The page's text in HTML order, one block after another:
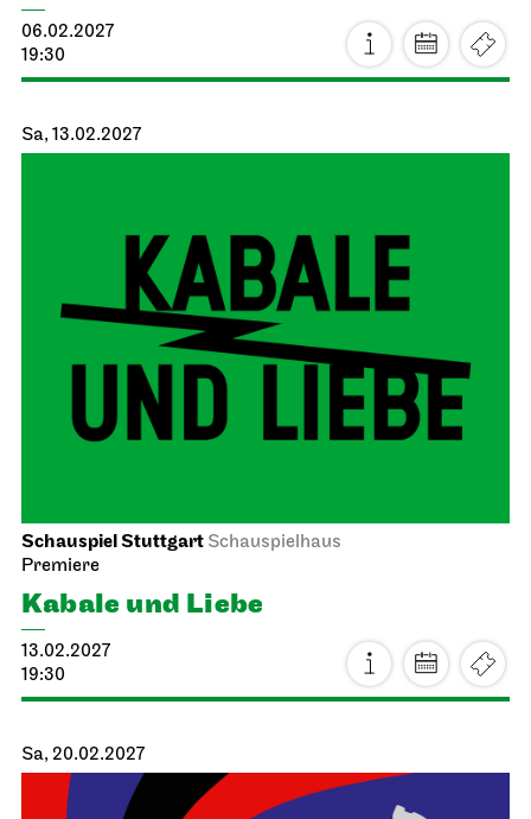
06.02.2027
19:30
Sa, 13.02.2027
Schauspiel Stuttgart Schauspielhaus
Premiere
Kabale und Liebe
13.02.2027
19:30
Sa, 20.02.2027